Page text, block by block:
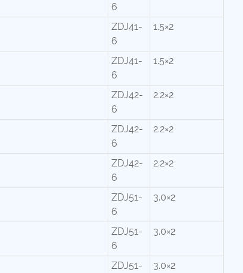
6
ZDJ41-
6
1.5×2
ZDJ41-
6
1.5×2
ZDJ42-
6
2.2×2
ZDJ42-
6
2.2×2
ZDJ42-
6
2.2×2
ZDJ51-
6
3.0×2
ZDJ51-
6
3.0×2
ZDJ51-
3.0×2